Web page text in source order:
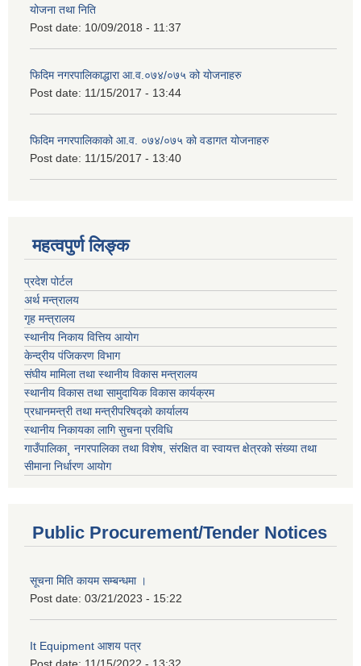
योजना तथा निति
Post date: 10/09/2018 - 11:37
फिदिम नगरपालिकाद्धारा आ.व.०७४/०७५ को योजनाहरु
Post date: 11/15/2017 - 13:44
फिदिम नगरपालिकाको आ.व. ०७४/०७५ काे वडागत योजनाहरु
Post date: 11/15/2017 - 13:40
महत्वपुर्ण लिङ्क
प्रदेश पोर्टल
अर्थ मन्त्रालय
गृह मन्त्रालय
स्थानीय निकाय वित्तिय आयोग
केन्द्रीय पंजिकरण विभाग
संघीय मामिला तथा स्थानीय विकास मन्त्रालय
स्थानीय विकास तथा सामुदायिक विकास कार्यक्रम
प्रधानमन्त्री तथा मन्त्रीपरिषद्को कार्यालय
स्थानीय निकायका लागि सुचना प्रविधि
गाउँपालिका¸ नगरपालिका तथा विशेष, संरक्षित वा स्वायत्त क्षेत्रको संख्या तथा
सीमाना निर्धारण आयोग
Public Procurement/Tender Notices
सूचना मिति कायम सम्बन्धमा ।
Post date: 03/21/2023 - 15:22
It Equipment आशय पत्र